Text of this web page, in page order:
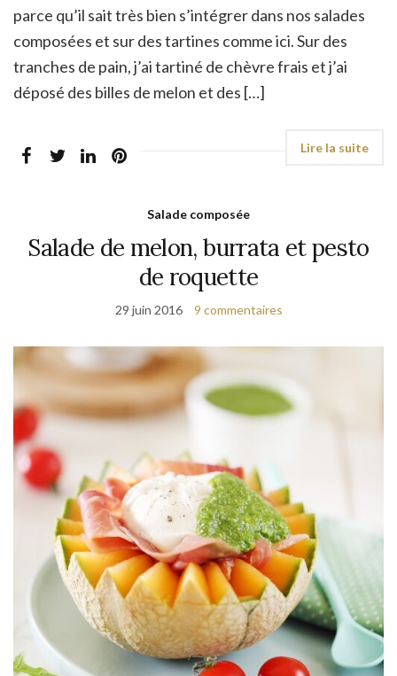
parce qu’il sait très bien s’intégrer dans nos salades
composées et sur des tartines comme ici. Sur des
tranches de pain, j’ai tartiné de chèvre frais et j’ai
déposé des billes de melon et des […]
Salade composée
Salade de melon, burrata et pesto
de roquette
29 juin 2016 9 commentaires